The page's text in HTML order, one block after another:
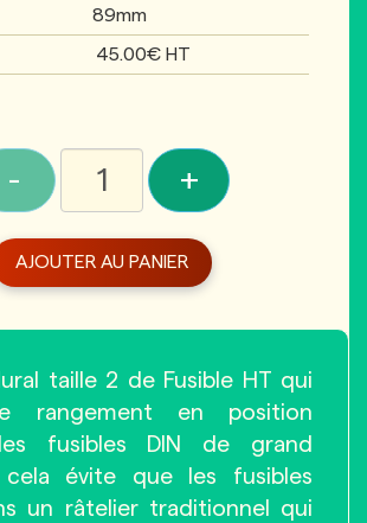
89mm
45.00€ HT
- +
AJOUTER AU PANIER
taille 2 de Fusible HT qui
rangement en position
fusibles DIN de grand
cela évite que les fusibles
un râtelier traditionnel qui